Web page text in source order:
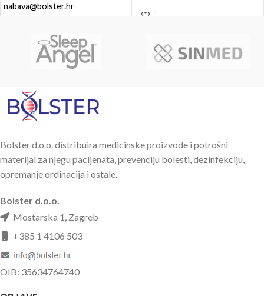
nabava@bolster.hr
Bolster d.o.o. distribuira medicinske proizvode i potrošni
materijal za njegu pacijenata, prevenciju bolesti, dezinfekciju,
opremanje ordinacija i ostale.
Bolster d.o.o.
Mostarska 1, Zagreb
+385 1 4106 503
OIB: 35634764740